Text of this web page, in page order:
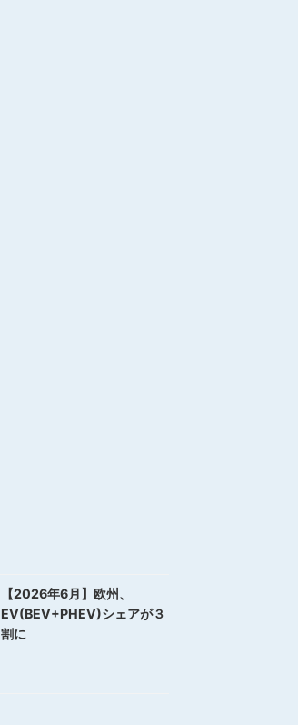
【2026年6月】欧州、
EV(BEV+PHEV)シェアが３
割に